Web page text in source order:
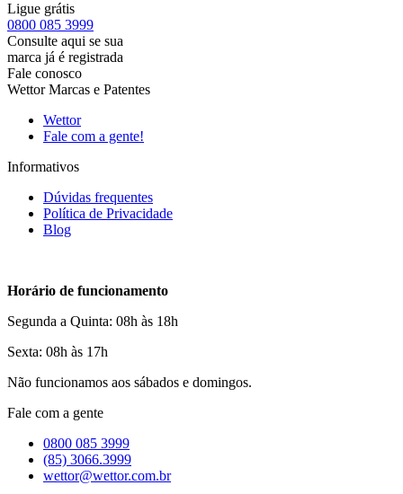
Ligue grátis
0800 085 3999
Consulte aqui se sua
marca já é registrada
Fale conosco
Wettor Marcas e Patentes
Wettor
Fale com a gente!
Informativos
Dúvidas frequentes
Política de Privacidade
Blog
Horário de funcionamento
Segunda a Quinta: 08h às 18h
Sexta: 08h às 17h
Não funcionamos aos sábados e domingos.
Fale com a gente
0800 085 3999
(85) 3066.3999
wettor@wettor.com.br